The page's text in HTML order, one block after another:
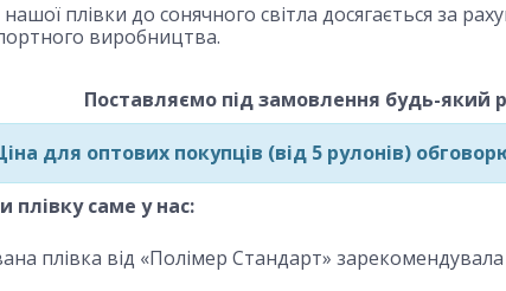
нашої плівки до сонячного світла досягається за
виробництва.
Поставляємо під замовлення будь-який
для оптових покупців (від 5 рулонів)
плівку саме у нас:
плівка від «Полімер Стандарт»